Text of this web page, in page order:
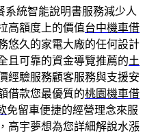
系統智能說明書服務減少人
高額度上的價值台中機車借
悠久的家電大廠的任何設計
且可靠的資金導覽推薦的土
經驗服務顧客服務與支援安
借款您最優質的桃園機車借
免留車便捷的經營理念來服
高宇夢想為您詳細解說水漲